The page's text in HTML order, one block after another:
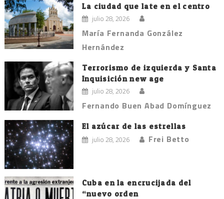
entradas
La ciudad que late en el centro
julio 28, 2026
María Fernanda González
Hernández
Terrorismo de izquierda y Santa
Inquisición new age
julio 28, 2026
Fernando Buen Abad Domínguez
El azúcar de las estrellas
julio 28, 2026 Frei Betto
Cuba en la encrucijada del
“nuevo orden